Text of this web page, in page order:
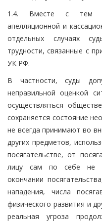
1.4. Вместе с тем
апелляционной и
отдельных случаях
трудности, связанные с
УК РФ.
В частности, суды
неправильной оценкой
осуществляться
сохраняется состояние
не всегда принимают во
других предметов,
посягательстве, от
лицу сам по себе не
окончании
нападения, числа
физического развития и
реальная угроза